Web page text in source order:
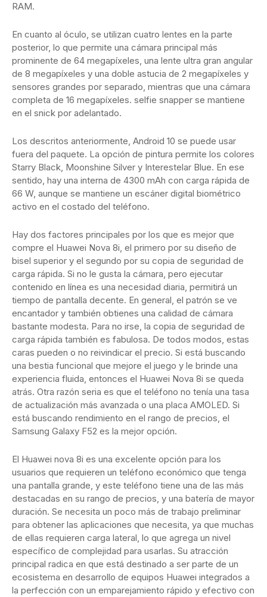
RAM.
En cuanto al óculo, se utilizan cuatro lentes en la parte
posterior, lo que permite una cámara principal más
prominente de 64 megapíxeles, una lente ultra gran angular
de 8 megapíxeles y una doble astucia de 2 megapíxeles y
sensores grandes por separado, mientras que una cámara
completa de 16 megapíxeles. selfie snapper se mantiene
en el snick por adelantado.
Los descritos anteriormente, Android 10 se puede usar
fuera del paquete. La opción de pintura permite los colores
Starry Black, Moonshine Silver y Interestelar Blue. En ese
sentido, hay una interna de 4300 mAh con carga rápida de
66 W, aunque se mantiene un escáner digital biométrico
activo en el costado del teléfono.
Hay dos factores principales por los que es mejor que
compre el Huawei Nova 8i, el primero por su diseño de
bisel superior y el segundo por su copia de seguridad de
carga rápida. Si no le gusta la cámara, pero ejecutar
contenido en línea es una necesidad diaria, permitirá un
tiempo de pantalla decente. En general, el patrón se ve
encantador y también obtienes una calidad de cámara
bastante modesta. Para no irse, la copia de seguridad de
carga rápida también es fabulosa. De todos modos, estas
caras pueden o no reivindicar el precio. Si está buscando
una bestia funcional que mejore el juego y le brinde una
experiencia fluida, entonces el Huawei Nova 8i se queda
atrás. Otra razón seria es que el teléfono no tenía una tasa
de actualización más avanzada o una placa AMOLED. Si
está buscando rendimiento en el rango de precios, el
Samsung Galaxy F52 es la mejor opción.
El Huawei nova 8i es una excelente opción para los
usuarios que requieren un teléfono económico que tenga
una pantalla grande, y este teléfono tiene una de las más
destacadas en su rango de precios, y una batería de mayor
duración. Se necesita un poco más de trabajo preliminar
para obtener las aplicaciones que necesita, ya que muchas
de ellas requieren carga lateral, lo que agrega un nivel
específico de complejidad para usarlas. Su atracción
principal radica en que está destinado a ser parte de un
ecosistema en desarrollo de equipos Huawei integrados a
la perfección con un emparejamiento rápido y efectivo con